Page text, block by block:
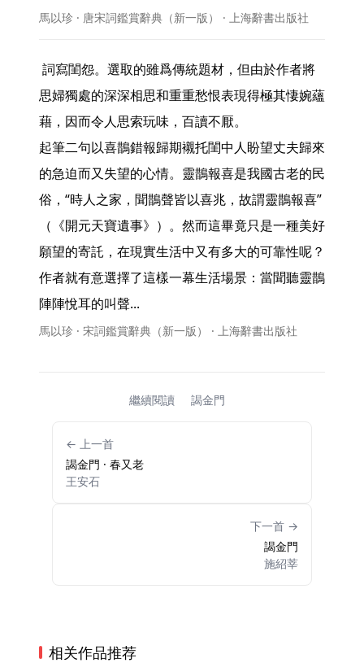
馬以珍 · 唐宋詞鑑賞辭典（新一版） · 上海辭書出版社
思婦獨處的深深相思和重重愁恨表現得極其悽婉蘊
藉，因而令人思索玩味，百讀不厭。
起筆二句以喜鵲錯報歸期襯托閨中人盼望丈夫歸來
的急迫而又失望的心情。靈鵲報喜是我國古老的民
俗，“時人之家，聞鵲聲皆以喜兆，故謂靈鵲報喜”
（《開元天寶遺事》）。然而這畢竟只是一種美好
願望的寄託，在現實生活中又有多大的可靠性呢？
作者就有意選擇了這樣一幕生活場景：當聞聽靈鵲
陣陣悅耳的叫聲...
馬以珍 · 宋詞鑑賞辭典（新一版） · 上海辭書出版社
繼續閱讀 謁金門
← 上一首
謁金門 · 春又老
王安石
下一首 →
謁金門
施紹莘
相关作品推荐